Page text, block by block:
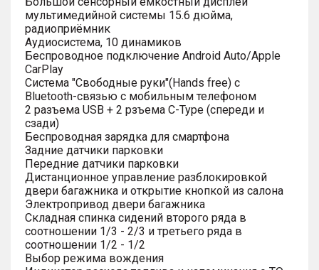
мультимедийной системы 15.6 дюйма,
радиоприёмник
Аудиосистема, 10 динамиков
Беспроводное подключение Android Auto/Apple
CarPlay
Система "Свободные руки"(Hands free) с
Bluetooth-связью с мобильным телефоном
2 разъема USB + 2 рзъема C-Type (спереди и
сзади)
Беспроводная зарядка для смартфона
Задние датчики парковки
Передние датчики парковки
Дистанционное управление разблокировкой
двери багажника и открытие кнопкой из салона
Электропривод двери багажника
Складная спинка сидений второго ряда в
соотношении 1/3 - 2/3 и третьего ряда в
соотношении 1/2 - 1/2
Выбор режима вождения